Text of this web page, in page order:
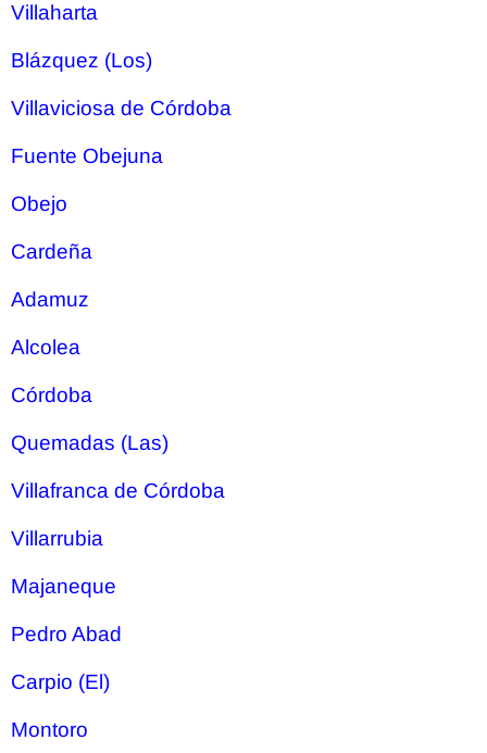
Villaharta
Blázquez (Los)
Villaviciosa de Córdoba
Fuente Obejuna
Obejo
Cardeña
Adamuz
Alcolea
Córdoba
Quemadas (Las)
Villafranca de Córdoba
Villarrubia
Majaneque
Pedro Abad
Carpio (El)
Montoro